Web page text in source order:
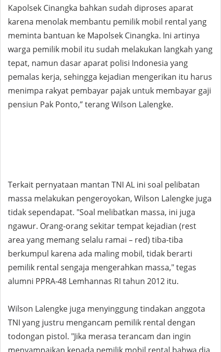
Kapolsek Cinangka bahkan sudah diproses aparat
karena menolak membantu pemilik mobil rental yang
meminta bantuan ke Mapolsek Cinangka. Ini artinya
warga pemilik mobil itu sudah melakukan langkah yang
tepat, namun dasar aparat polisi Indonesia yang
pemalas kerja, sehingga kejadian mengerikan itu harus
menimpa rakyat pembayar pajak untuk membayar gaji
pensiun Pak Ponto,” terang Wilson Lalengke.
Terkait pernyataan mantan TNI AL ini soal pelibatan
massa melakukan pengeroyokan, Wilson Lalengke juga
tidak sependapat. "Soal melibatkan massa, ini juga
ngawur. Orang-orang sekitar tempat kejadian (rest
area yang memang selalu ramai – red) tiba-tiba
berkumpul karena ada maling mobil, tidak berarti
pemilik rental sengaja mengerahkan massa," tegas
alumni PPRA-48 Lemhannas RI tahun 2012 itu.
Wilson Lalengke juga menyinggung tindakan anggota
TNI yang justru mengancam pemilik rental dengan
todongan pistol. "Jika merasa terancam dan ingin
menyampaikan kepada pemilik mobil rental bahwa dia